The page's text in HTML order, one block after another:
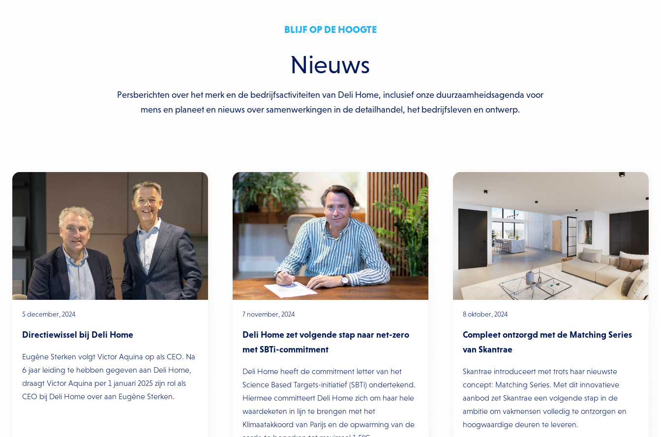
BLIJF OP DE HOOGTE
Nieuws
Persberichten over het merk en de bedrijfsactiviteiten van Deli Home, inclusief onze duurzaamheidsagenda voor
mens en planeet en nieuws over samenwerkingen in de detailhandel, het bedrijfsleven en ontwerp.
5 december, 2024
Directiewissel bij Deli Home
Eugène Sterken volgt Victor Aquina op als CEO. Na
6 jaar leiding te hebben gegeven aan Deli Home,
draagt Victor Aquina per 1 januari 2025 zijn rol als
CEO bij Deli Home over aan Eugène Sterken.
7 november, 2024
Deli Home zet volgende stap naar net-zero
met SBTi-commitment
Deli Home heeft de commitment letter van het
Science Based Targets-initiatief (SBTi) ondertekend.
Hiermee committeert Deli Home zich om haar hele
waardeketen in lijn te brengen met het
Klimaatakkoord van Parijs en de opwarming van de
8 oktober, 2024
Compleet ontzorgd met de Matching Series
van Skantrae
Skantrae introduceert met trots haar nieuwste
concept: Matching Series. Met dit innovatieve
aanbod zet Skantrae een volgende stap in de
ambitie om vakmensen volledig te ontzorgen en
hoogwaardige deuren te leveren.